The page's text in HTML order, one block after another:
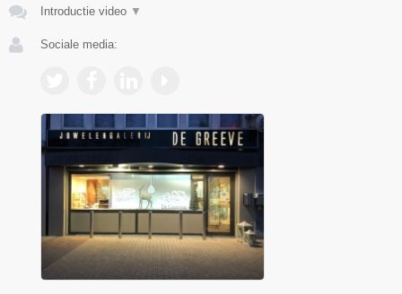
Introductie video ▼
Sociale media: